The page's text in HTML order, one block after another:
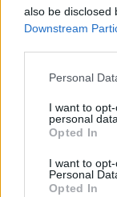
also be disclosed
Downstream
Please note that
not limited to
grant or deny
use your data for
consent section.
Personal
I want to
personal data.
Opted In
I want to
Personal
Opted In